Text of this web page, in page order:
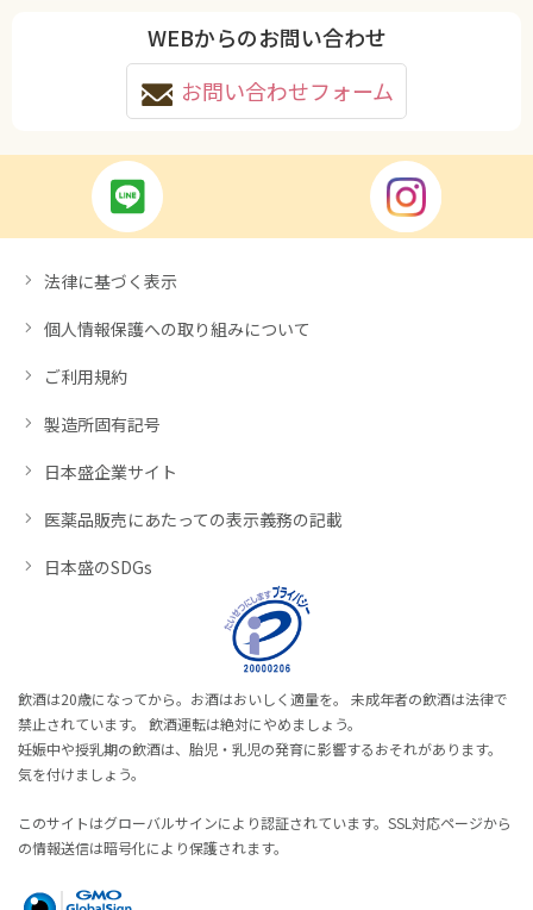
WEBからのお問い合わせ
お問い合わせフォーム
法律に基づく表示
個人情報保護への取り組みについて
ご利用規約
製造所固有記号
日本盛企業サイト
医薬品販売にあたっての表示義務の記載
日本盛のSDGs
飲酒は20歳になってから。お酒はおいしく適量を。 未成年者の飲酒は法律で
禁止されています。 飲酒運転は絶対にやめましょう。
妊娠中や授乳期の飲酒は、胎児・乳児の発育に影響するおそれがあります。
気を付けましょう。
このサイトはグローバルサインにより認証されています。SSL対応ページから
の情報送信は暗号化により保護されます。